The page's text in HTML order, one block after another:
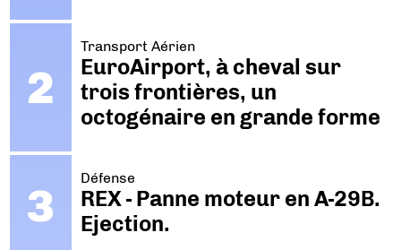
Transport Aérien
EuroAirport, à cheval sur
trois frontières, un
octogénaire en grande forme
Défense
REX - Panne moteur en A-29B.
Ejection.